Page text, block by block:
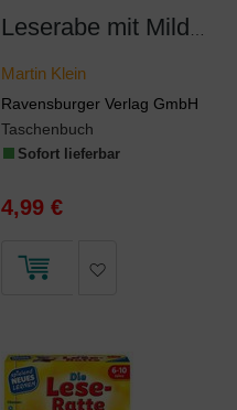
Martin Klein
Ravensburger Verlag GmbH
Taschenbuch
Sofort lieferbar
4,99 €